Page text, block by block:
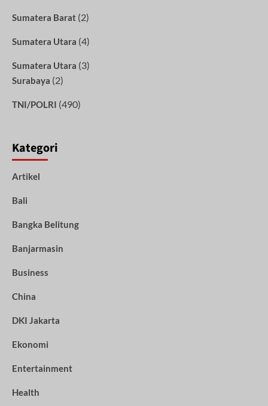
Sumatera Barat (2)
Sumatera Utara (4)
Sumatera Utara (3)
Surabaya (2)
TNI/POLRI (490)
Kategori
Artikel
Bali
Bangka Belitung
Banjarmasin
Business
China
DKI Jakarta
Ekonomi
Entertainment
Health